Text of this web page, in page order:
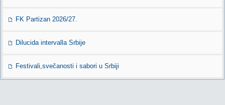
FK Partizan 2026/27.
Dilucida intervalla Srbije
Festivali,svečanosti i sabori u Srbiji